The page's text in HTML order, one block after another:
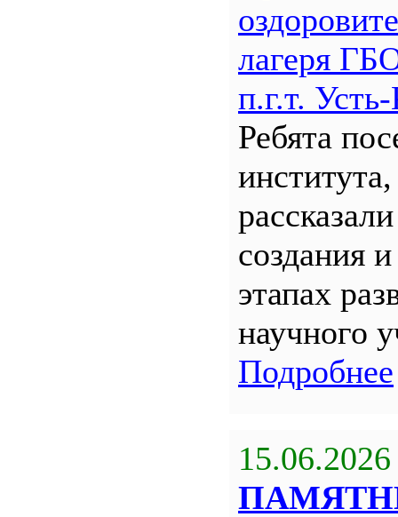
лагеря
п.г.т.
Ребята
создания
этапах
научного
Подробнее
15.06.2026